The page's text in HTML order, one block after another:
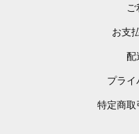
ご
お支
配
プライ
特定商取